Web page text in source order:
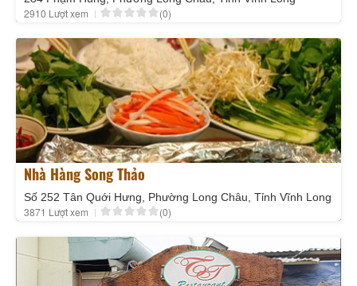
2910 Lượt xem (0)
Nhà Hàng Song Thảo
Số 252 Tân Quới Hưng, Phường Long Châu, Tỉnh Vĩnh Long
3871 Lượt xem (0)